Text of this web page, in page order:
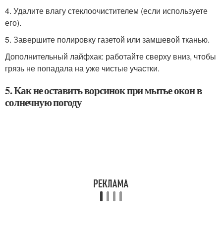
4. Удалите влагу стеклоочистителем (если используете
его).
5. Завершите полировку газетой или замшевой тканью.
Дополнительный лайфхак: работайте сверху вниз, чтобы
грязь не попадала на уже чистые участки.
5. Как не оставить ворсинок при мытье окон в
солнечную погоду